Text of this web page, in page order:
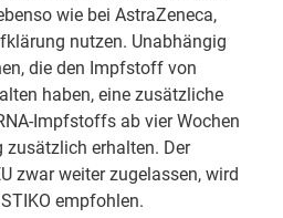
wie bei AstraZeneca,
nutzen. Unabhängig
die den Impfstoff von
haben, eine zusätzliche
Impfstoffs ab vier Wochen
zusätzlich erhalten. Der
zwar weiter zugelassen, wird
empfohlen.